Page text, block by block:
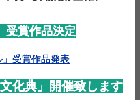
受賞作品決定
受賞作品発表
化典」開催致します